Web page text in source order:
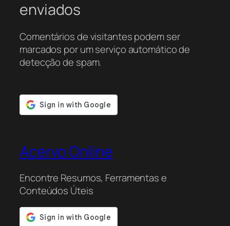
enviados
Comentários de visitantes podem ser
marcados por um serviço automático de
detecção de spam.
Acervo Online
Encontre Resumos, Ferramentas e
Conteúdos Úteis